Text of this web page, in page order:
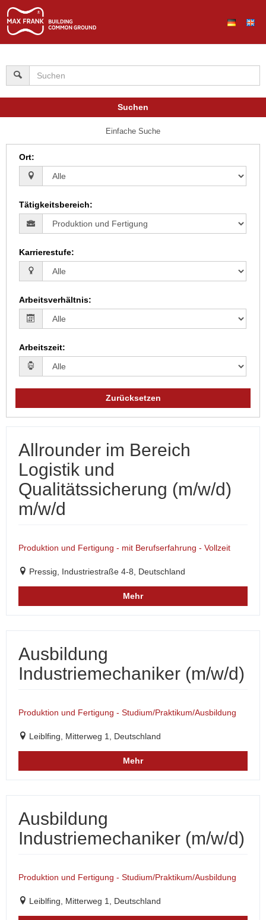
Suchen
Einfache Suche
Ort:
Tätigkeitsbereich:
Karrierestufe:
Arbeitsverhältnis:
Arbeitszeit:
Zurücksetzen
Allrounder im Bereich
Logistik und
Qualitätssicherung (m/w/d)
m/w/d
Produktion und Fertigung - mit Berufserfahrung - Vollzeit
Pressig, Industriestraße 4-8, Deutschland
Mehr
Ausbildung
Industriemechaniker (m/w/d)
Produktion und Fertigung - Studium/Praktikum/Ausbildung
Leiblfing, Mitterweg 1, Deutschland
Mehr
Ausbildung
Industriemechaniker (m/w/d)
Produktion und Fertigung - Studium/Praktikum/Ausbildung
Leiblfing, Mitterweg 1, Deutschland